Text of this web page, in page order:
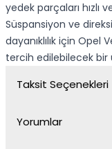
yedek parçaları hızlı
Süspansiyon ve
dayanıklılık için
tercih edilebilecek bir
Taksit Seçenekleri
Yorumlar